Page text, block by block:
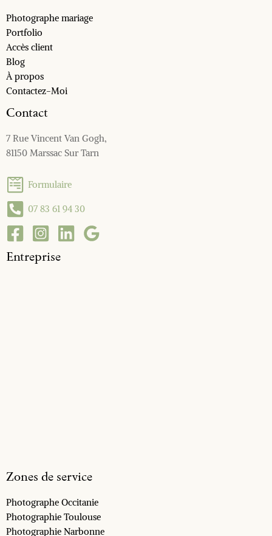
Photographe mariage
Portfolio
Accès client
Blog
À propos
Contactez-Moi
Contact
7 Rue Vincent Van Gogh,
81150 Marssac Sur Tarn
Formulaire
07 83 61 94 30
Entreprise
Zones de service
Photographe Occitanie
Photographie Toulouse
Photographie Narbonne